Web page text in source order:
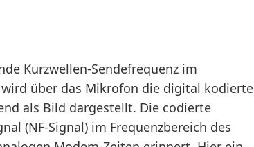
Kurzwellen-Sendefrequenz im
über das Mikrofon die digital kodierte
als Bild dargestellt. Die codierte
(NF-Signal) im Frequenzbereich des